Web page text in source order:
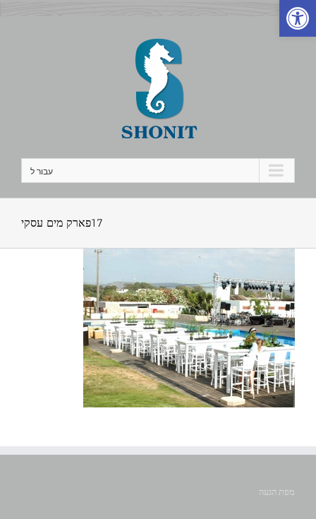
פתח סרגל נגישותדלג
לתוכן
עבור ל
17פארק מים עסקי
מפת הגעה